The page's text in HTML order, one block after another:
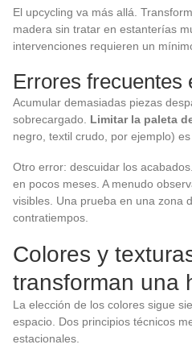
El upcycling va más allá.
madera sin tratar en estanterías
intervenciones requieren un
Errores frecuentes
Acumular demasiadas piezas
sobrecargado. Limitar la paleta
negro, textil crudo, por ejemplo)
Otro error: descuidar los
en pocos meses. A menudo
visibles. Una prueba en una zona
contratiempos.
Colores y
transforman una
La elección de los colores sigue
espacio. Dos principios técnicos
estacionales.